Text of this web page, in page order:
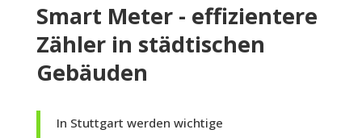
Smart Meter - effizientere
Zähler in städtischen
Gebäuden
In Stuttgart werden wichtige